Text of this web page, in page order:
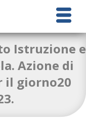
Istruzione e
Azione di
il giorno20
ai-